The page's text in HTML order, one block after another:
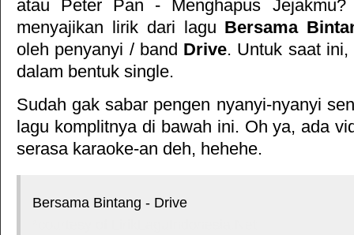
atau Peter Pan - Menghapus Jejakmu?
menyajikan lirik dari lagu Bersama
oleh penyanyi / band Drive. Untuk saat
dalam bentuk single.
Sudah gak sabar pengen nyanyi-nyanyi
lagu komplitnya di bawah ini. Oh ya, ada
serasa karaoke-an deh, hehehe.
Bersama Bintang - Drive